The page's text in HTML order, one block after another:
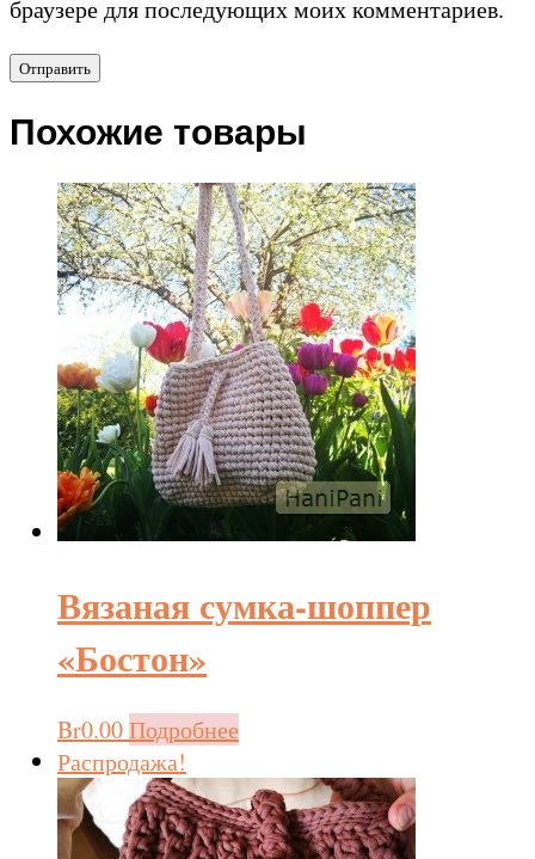
браузере для последующих моих комментариев.
Похожие товары
Вязаная сумка-шоппер
«Бостон»
Br0.00Подробнее
Распродажа!